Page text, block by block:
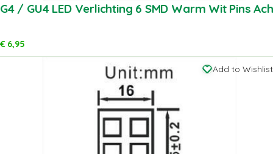
G4 / GU4 LED Verlichting 6 SMD Warm Wit Pins
€6,95
Add to Wishlist